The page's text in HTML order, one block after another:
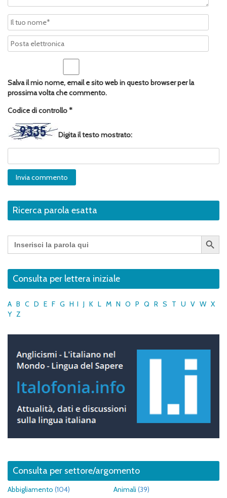
Salva il mio nome, email e sito web in questo browser per la
prossima volta che commento.
Codice di controllo*
Digita il testo mostrato:
Ricerca parola esatta
Search
for:
Search Button
Consulta per lettera iniziale
A B C D E F G H I J K L M N O P Q R S T U V W X
Y Z
Consulta per settore/argomento
Abbigliamento (104) Animali (39)